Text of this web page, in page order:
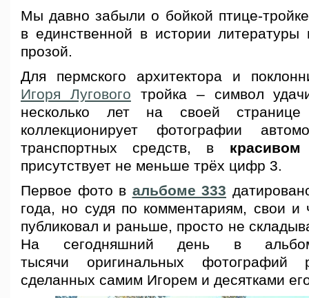
Мы давно забыли о бойкой птице-
в единственной в истории литературы
прозой.
Для пермского архитектора и
Игоря Лугового тройка – символ
несколько лет на своей
коллекционирует фотографии
транспортных средств, в
присутствует не меньше трёх цифр 3.
Первое фото в альбоме 333
года, но судя по комментариям, свои и
публиковал и раньше, просто не
На сегодняшний день в
тысячи оригинальных фотографий
сделанных самим Игорем и десятками